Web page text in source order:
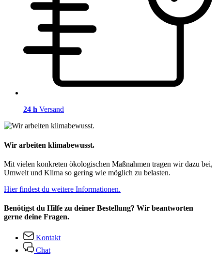
24 h Versand
Wir arbeiten klimabewusst.
Mit vielen konkreten ökologischen Maßnahmen tragen wir dazu bei,
Umwelt und Klima so gering wie möglich zu belasten.
Hier findest du weitere Informationen.
Benötigst du Hilfe zu deiner Bestellung? Wir beantworten
gerne deine Fragen.
Kontakt
Chat